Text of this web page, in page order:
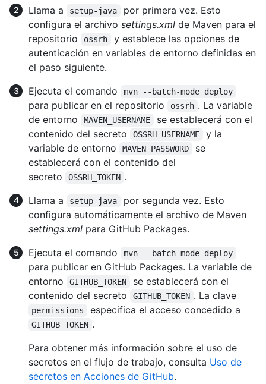
Llama a
setup-java
por primera vez. Esto
configura el archivo settings.xml de Maven para el
repositorio
ossrh
y establece las opciones de
autenticación en variables de entorno definidas en
el paso siguiente.
Ejecuta el comando
mvn --batch-mode deploy
para publicar en el repositorio ossrh . La variable
de entorno
MAVEN_USERNAME
se establecerá con el
contenido del secreto
OSSRH_USERNAME
y la
variable de entorno
MAVEN_PASSWORD
se
establecerá con el contenido del
secreto
OSSRH_TOKEN .
Llama a
setup-java
por segunda vez. Esto
configura automáticamente el archivo de Maven
settings.xml para GitHub Packages.
Ejecuta el comando
mvn --batch-mode deploy
para publicar en GitHub Packages. La variable de
entorno
GITHUB_TOKEN
se establecerá con el
contenido del secreto
GITHUB_TOKEN . La clave
permissions especifica el acceso concedido a
GITHUB_TOKEN .
Para obtener más información sobre el uso de
secretos en el flujo de trabajo, consulta Uso de
secretos en Acciones de GitHub.